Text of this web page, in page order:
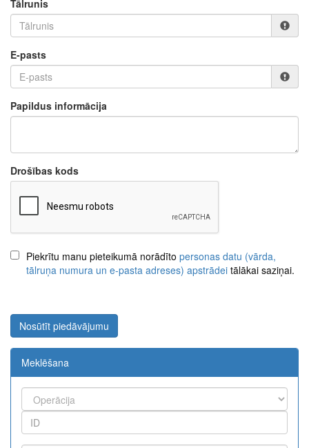
Tālrunis
E-pasts
Papildus informācija
Drošības kods
Piekrītu manu pieteikumā norādīto personas datu (vārda,
tālruņa numura un e-pasta adreses) apstrādei tālākai saziņai.
Nosūtīt piedāvājumu
Meklēšana